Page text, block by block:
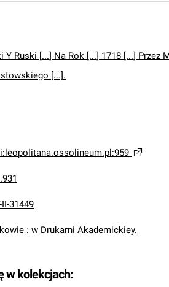
Y Ruski [...] Na Rok [...] 1718 [...] Przez
[...].
II-31449
: w Drukarni Akademickiey.
w kolekcjach: